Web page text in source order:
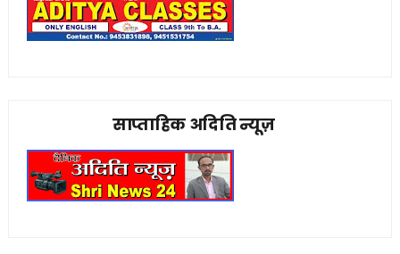
साप्ताहिक अदिति न्यूज़